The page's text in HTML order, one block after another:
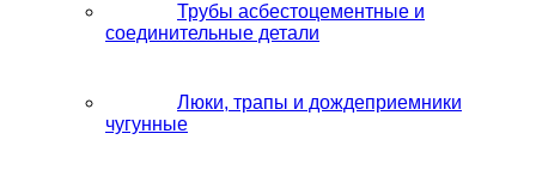
Трубы асбестоцементные и
соединительные детали
Люки, трапы и дождеприемники
чугунные